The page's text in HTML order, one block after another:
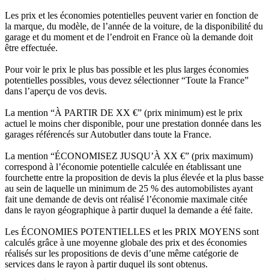
Les prix et les économies potentielles peuvent varier en fonction de
la marque, du modèle, de l’année de la voiture, de la disponibilité du
garage et du moment et de l’endroit en France où la demande doit
être effectuée.
Pour voir le prix le plus bas possible et les plus larges économies
potentielles possibles, vous devez sélectionner “Toute la France”
dans l’aperçu de vos devis.
La mention “À PARTIR DE XX €” (prix minimum) est le prix
actuel le moins cher disponible, pour une prestation donnée dans les
garages référencés sur Autobutler dans toute la France.
La mention “ÉCONOMISEZ JUSQU’À XX €” (prix maximum)
correspond à l’économie potentielle calculée en établissant une
fourchette entre la proposition de devis la plus élevée et la plus basse
au sein de laquelle un minimum de 25 % des automobilistes ayant
fait une demande de devis ont réalisé l’économie maximale citée
dans le rayon géographique à partir duquel la demande a été faite.
Les ÉCONOMIES POTENTIELLES et les PRIX MOYENS sont
calculés grâce à une moyenne globale des prix et des économies
réalisés sur les propositions de devis d’une même catégorie de
services dans le rayon à partir duquel ils sont obtenus.